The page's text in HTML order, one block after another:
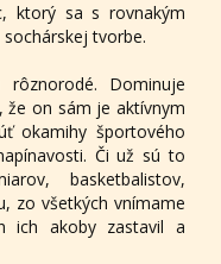
ktorý sa s rovnakým
tvorbe.
Dominuje
on sám je aktívnym
okamihy športového
Či už sú to
basketbalistov,
zo všetkých vnímame
ich akoby zastavil a